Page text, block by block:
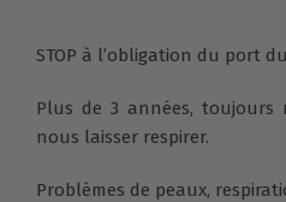
STOP à l’obligation du port
Plus de 3 années, toujours
nous laisser respirer.
Problèmes de peaux,